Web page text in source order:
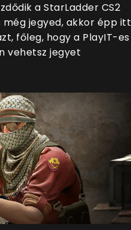
a StarLadder CS2
még jegyed, akkor épp itt
főleg, hogy a PlayIT-es
vehetsz jegyet